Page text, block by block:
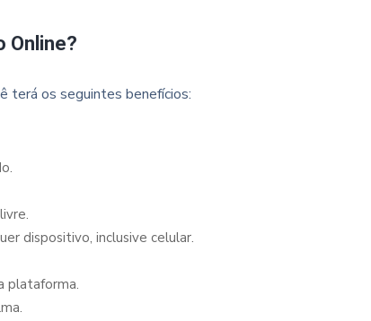
Online?
terá os seguintes benefícios:
dispositivo, inclusive celular.
plataforma.